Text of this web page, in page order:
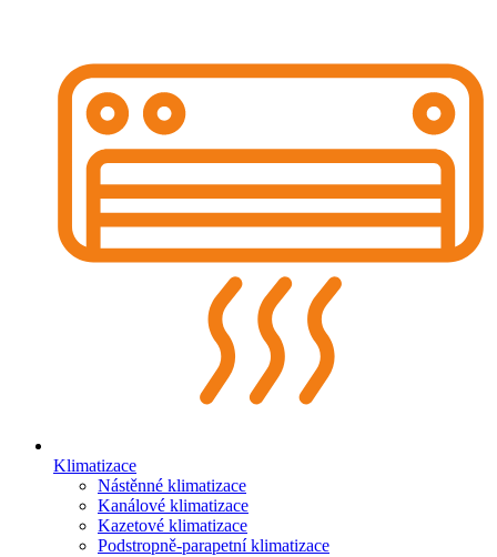
Klimatizace
Nástěnné klimatizace
Kanálové klimatizace
Kazetové klimatizace
Podstropně-parapetní klimatizace